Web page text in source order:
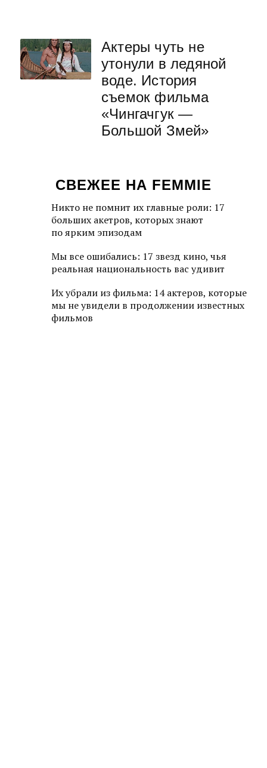
Актеры чуть не
утонули в ледяной
воде. История
съемок фильма
«Чингачгук —
Большой Змей»
СВЕЖЕЕ НА FEMMIE
Никто не помнит их главные роли: 17
больших акетров, которых знают
по ярким эпизодам
Мы все ошибались: 17 звезд кино, чья
реальная национальность вас удивит
Их убрали из фильма: 14 актеров, которые
мы не увидели в продолжении известных
фильмов